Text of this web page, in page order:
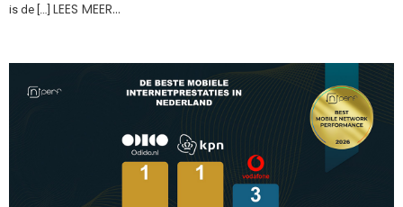
is de […] LEES MEER…